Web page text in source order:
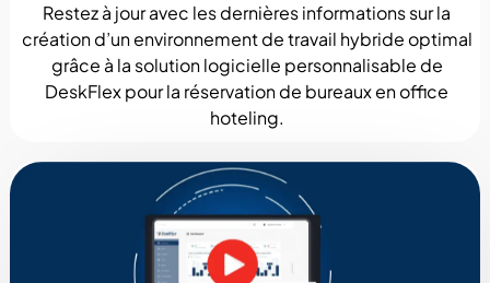
Restez à jour avec les dernières informations sur la
création d’un environnement de travail hybride optimal
grâce à la solution logicielle personnalisable de
DeskFlex pour la réservation de bureaux en office
hoteling.